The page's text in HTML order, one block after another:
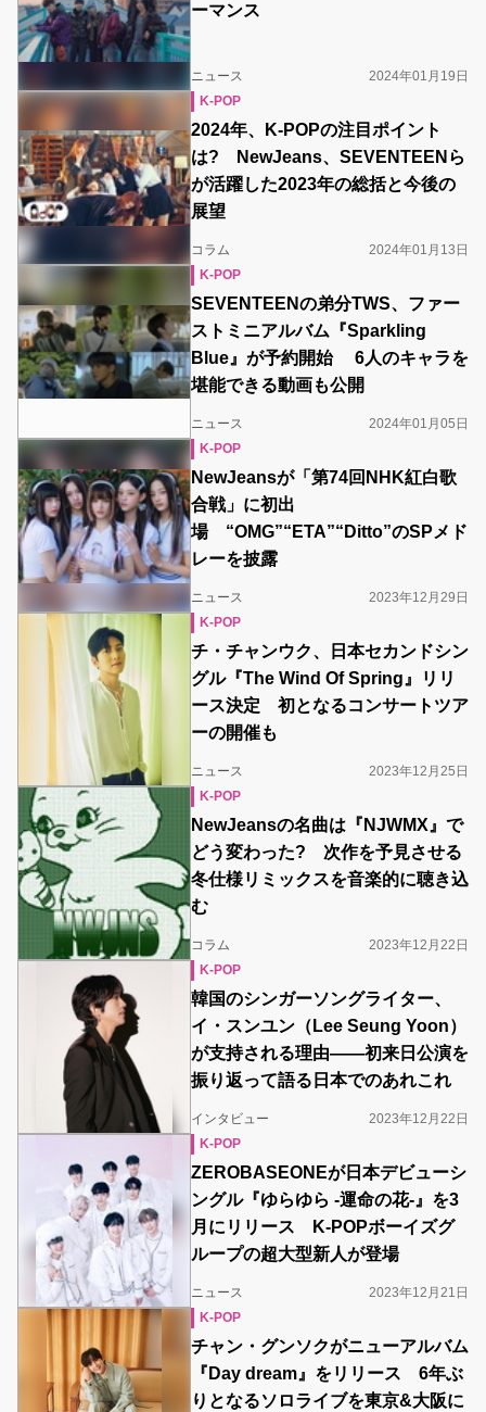
ーマンス
ニュース
2024年01月19日
K-POP
2024年、K-POPの注目ポイント
は? NewJeans、SEVENTEENら
が活躍した2023年の総括と今後の
展望
コラム
2024年01月13日
K-POP
SEVENTEENの弟分TWS、ファー
ストミニアルバム『Sparkling
Blue』が予約開始 6人のキャラを
堪能できる動画も公開
ニュース
2024年01月05日
K-POP
NewJeansが「第74回NHK紅白歌
合戦」に初出
場 “OMG”“ETA”“Ditto”のSPメド
レーを披露
ニュース
2023年12月29日
K-POP
チ・チャンウク、日本セカンドシン
グル『The Wind Of Spring』リリ
ース決定 初となるコンサートツア
ーの開催も
ニュース
2023年12月25日
K-POP
NewJeansの名曲は『NJWMX』で
どう変わった? 次作を予見させる
冬仕様リミックスを音楽的に聴き込
む
コラム
2023年12月22日
K-POP
韓国のシンガーソングライター、
イ・スンユン（Lee Seung Yoon）
が支持される理由――初来日公演を
振り返って語る日本でのあれこれ
インタビュー
2023年12月22日
K-POP
ZEROBASEONEが日本デビューシ
ングル『ゆらゆら -運命の花-』を3
月にリリース K-POPボーイズグ
ループの超大型新人が登場
ニュース
2023年12月21日
K-POP
チャン・グンソクがニューアルバム
『Day dream』をリリース 6年ぶ
りとなるソロライブを東京&大阪に